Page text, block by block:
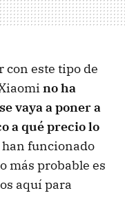
con este tipo de
no ha
vaya a poner a
a qué precio lo
funcionado
más probable es
aquí para